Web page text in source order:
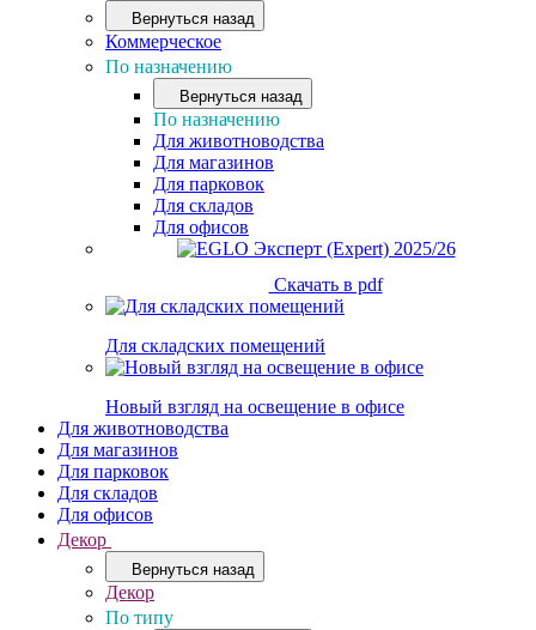
Вернуться назад
Коммерческое
По назначению
Вернуться назад
По назначению
Для животноводства
Для магазинов
Для парковок
Для складов
Для офисов
Скачать в pdf
Для складских помещений
Новый взгляд на освещение в офисе
Для животноводства
Для магазинов
Для парковок
Для складов
Для офисов
Декор
Вернуться назад
Декор
По типу